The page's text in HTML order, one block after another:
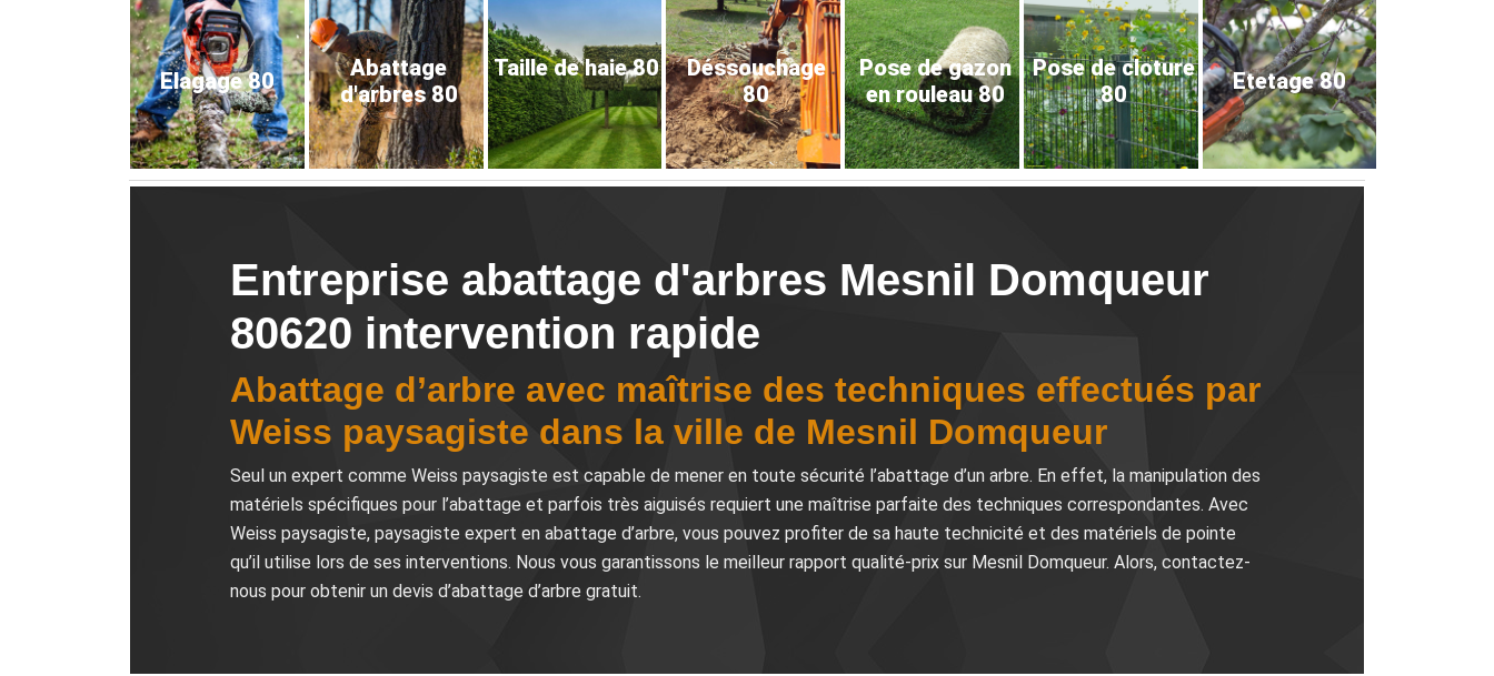
Elagage 80
Abattage
d'arbres 80
Taille de haie 80
Déssouchage
80
Pose de gazon
en rouleau 80
Pose de cloture
80
Etetage 80
Entreprise abattage d'arbres Mesnil Domqueur
80620 intervention rapide
Abattage d’arbre avec maîtrise des techniques effectués par
Weiss paysagiste dans la ville de Mesnil Domqueur
Seul un expert comme Weiss paysagiste est capable de mener en toute sécurité l’abattage d’un arbre. En effet, la manipulation des
matériels spécifiques pour l’abattage et parfois très aiguisés requiert une maîtrise parfaite des techniques correspondantes. Avec
Weiss paysagiste, paysagiste expert en abattage d’arbre, vous pouvez profiter de sa haute technicité et des matériels de pointe
qu’il utilise lors de ses interventions. Nous vous garantissons le meilleur rapport qualité-prix sur Mesnil Domqueur. Alors, contactez-
nous pour obtenir un devis d’abattage d’arbre gratuit.